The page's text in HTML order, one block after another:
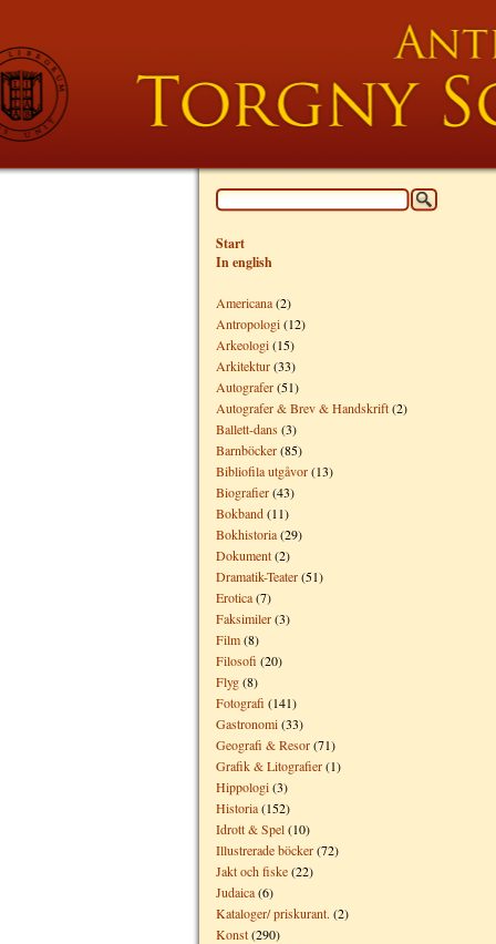
Start
In english
Americana(2)
Antropologi(12)
Arkeologi(15)
Arkitektur(33)
Autografer(51)
Autografer & Brev & Handskrift(2)
Ballett-dans (3)
Barnböcker(85)
Bibliofila utgåvor(13)
Biografier(43)
Bokband(11)
Bokhistoria(29)
Dokument(2)
Dramatik-Teater(51)
Erotica(7)
Faksimiler(3)
Film(8)
Filosofi (20)
Flyg(8)
Fotografi (141)
Gastronomi(33)
Geografi & Resor(71)
Grafik & Litografier(1)
Hippologi(3)
Historia(152)
Idrott & Spel(10)
Illustrerade böcker(72)
Jakt och fiske(22)
Judaica(6)
Kataloger/ priskurant. (2)
Konst(290)